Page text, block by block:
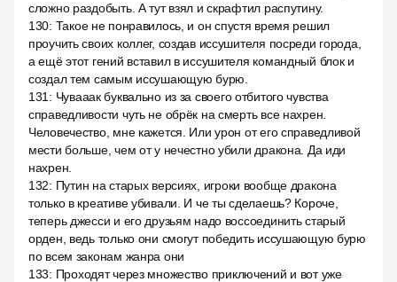
сложно раздобыть. А тут взял и скрафтил распутину.
130: Такое не понравилось, и он спустя время решил
проучить своих коллег, создав иссушителя посреди города,
а ещё этот гений вставил в иссушителя командный блок и
создал тем самым иссушающую бурю.
131 : Чувааак буквально из за своего отбитого чувства
справедливости чуть не обрёк на смерть все нахрен.
Человечество, мне кажется. Или урон от его справедливой
мести больше, чем от у нечестно убили дракона. Да иди
нахрен.
132: Путин на старых версиях, игроки вообще дракона
только в креативе убивали. И че ты сделаешь? Короче,
теперь джесси и его друзьям надо воссоединить старый
орден, ведь только они смогут победить иссушающую бурю
по всем законам жанра они
133: Проходят через множество приключений и вот уже